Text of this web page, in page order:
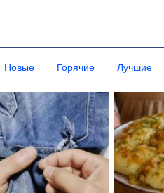
Новые Горячие Лучшие